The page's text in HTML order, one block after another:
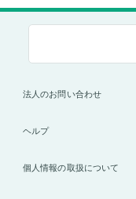
法人のお問い合わせ
ヘルプ
個人情報の取扱について